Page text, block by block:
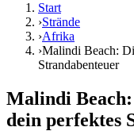
Start
›Strände
›Afrika
›Malindi Beach:
Strandabenteuer
Malindi
dein perfektes